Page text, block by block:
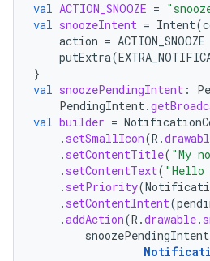
val ACTION_SNOOZE =
val snoozeIntent = Intent(
action = ACTION_SNOOZE
putExtra(
}
val snoozePendingIntent :
PendingIntent.
val builder =
. setSmallIcon(R .
. setContentTitle( "My
. setContentText( "Hello
. setPriority(
. setContentIntent(
.addAction(R .drawable.
snoozePendingIntent